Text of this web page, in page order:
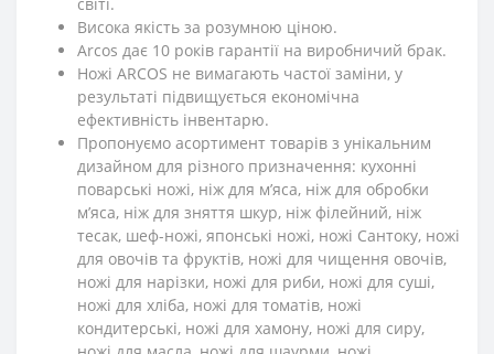
Висока якість за розумною ціною.
Arcos дає 10 років гарантії на виробничий брак.
Ножі ARCOS не вимагають частої заміни, у
результаті підвищується економічна
ефективність інвентарю.
Пропонуємо асортимент товарів з унікальним
дизайном для різного призначення: кухонні
поварські ножі, ніж для м’яса, ніж для обробки
м’яса, ніж для зняття шкур, ніж філейний, ніж
тесак, шеф-ножі, японські ножі, ножі Сантоку, ножі
для овочів та фруктів, ножі для чищення овочів,
ножі для нарізки, ножі для риби, ножі для суші,
ножі для хліба, ножі для томатів, ножі
кондитерські, ножі для хамону, ножі для сиру,